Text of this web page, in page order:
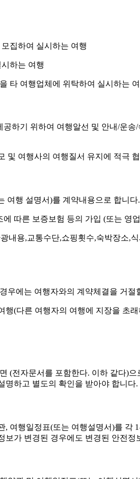
집하여 실시하는 여행
하는 여행
타 여행업체에 위탁하여 실시하는
하기 위하여 여행알선 및 안내/운
및 여행사의 여행질서 유지에 적극
여행 설명서)를 계약내용으로 합니다.
따른 보증보험 등의 가입 (또는 영
내용,교통수단,쇼핑횟수,숙박장소,
우에는 여행자와의 계약체결을 거절
(다른 여행자의 여행에 지장을 초
(전자문서를 포함한다. 이하 같다)
명하고 별도의 확인을 받아야 합니다.
여행일정표(또는 여행설명서)를 각
가 변경된 경우에도 변경된 안전정